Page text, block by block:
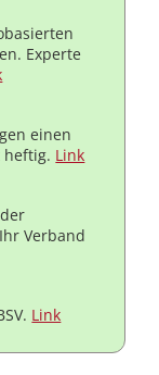
Experte
einen
heftig. Link
Verband
Link